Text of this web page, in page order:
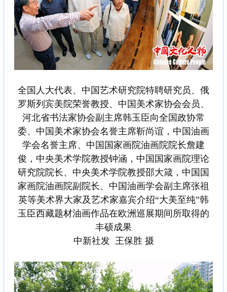
全国人大代表、中国艺术研究院特聘研究员、俄
罗斯列宾美院荣誉教授、中国美术家协会会员、
河北省书法家协会副主席韩玉臣向全国政协常
委、中国美术家协会名誉主席靳尚谊，中国油画
学会名誉主席、中国国家画院油画院院长詹建
俊，中央美术学院教授钟涵，中国国家画院理论
研究院院长、中央美术学院教授邵大箴，中国国
家画院油画院副院长、中国油画学会副主席张祖
英等美术界大家及艺术家嘉宾介绍“大美至纯”韩
玉臣西藏题材油画作品在欧洲巡展期间所取得的
丰硕成果
中新社发 王保胜 摄